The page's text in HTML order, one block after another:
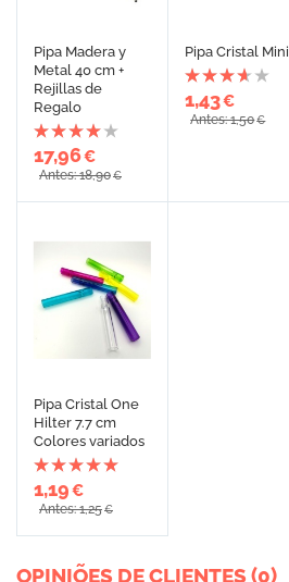
Pipa Madera y
Metal 40 cm +
Rejillas de
Regalo
17,96€
Antes: 18,90€
Pipa Cristal Mini
1,43€
Antes: 1,50€
Pipa Cristal One
Hilter 7.7 cm
Colores variados
1,19€
Antes: 1,25€
OPINIÕES DE CLIENTES (0)